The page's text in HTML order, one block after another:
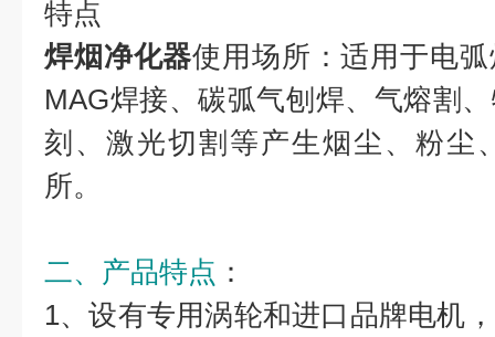
特点
焊烟净化器使用场所：适用于电
MAG焊接、碳弧气刨焊、气熔割
刻、激光切割等产生烟尘、粉尘
所。
二、产品特点 ：
1、设有专用涡轮和进口品牌电机